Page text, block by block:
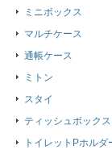
ミニボックス
マルチケース
通帳ケース
ミトン
スタイ
ティッシュボック
トイレットPホルダ